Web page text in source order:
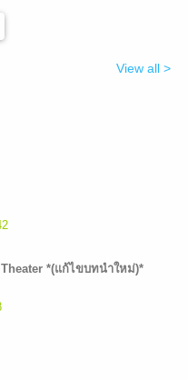
View all >
*(แก้ไขบทนำใหม่)*